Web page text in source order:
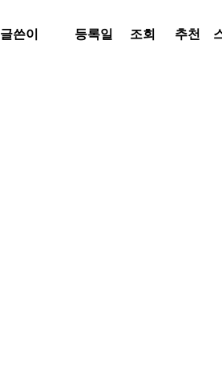
글쓴이 등록일 조회 추천